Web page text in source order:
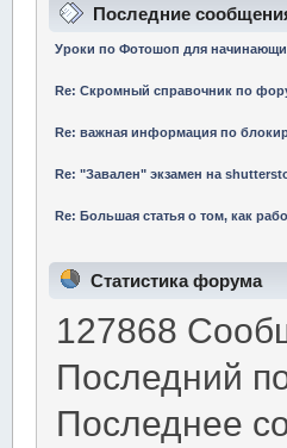
центрПоследние
Уроки по Фотошоп для
Re: Скромный справочник по
Re: важная информация по
Re: "Завален" экзамен на
Re: Большая статья о том, как
Статистика форума
127868
Последний
Последнее